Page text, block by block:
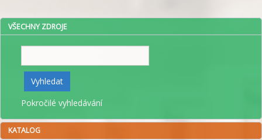
VŠECHNY ZDROJE
Vyhledat
Pokročilé vyhledávání
KATALOG